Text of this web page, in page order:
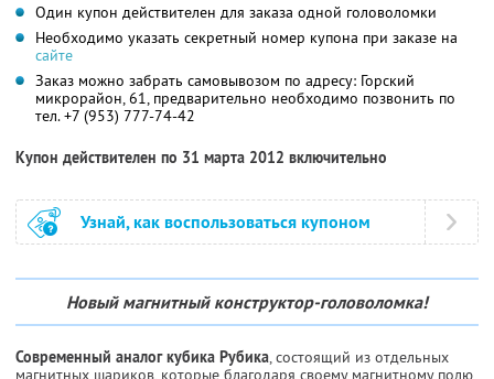
Один купон действителен для заказа одной головоломки
Необходимо указать секретный номер купона при заказе на
сайте
Заказ можно забрать самовывозом по адресу: Горский
микрорайон, 61, предварительно необходимо позвонить по
тел. +7 (953) 777-74-42
Купон действителен по 31 марта 2012 включительно
Узнай, как воспользоваться купоном
Новый магнитный конструктор-головоломка!
Современный аналог кубика Рубика, состоящий из отдельных
магнитных шариков, которые благодаря своему магнитному полю